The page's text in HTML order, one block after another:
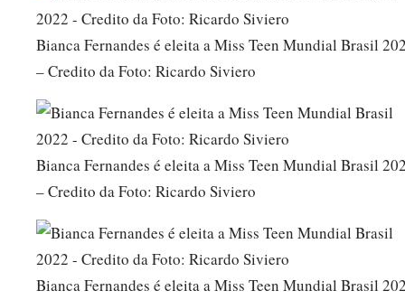
Bianca Fernandes é eleita a Miss Teen Mundial Brasil
– Credito da Foto: Ricardo Siviero
Bianca Fernandes é eleita a Miss Teen Mundial Brasil
– Credito da Foto: Ricardo Siviero
Bianca Fernandes é eleita a Miss Teen Mundial Brasil